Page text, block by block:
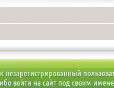
войти на сайт под своим